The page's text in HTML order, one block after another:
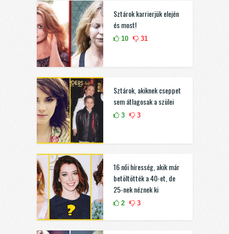
Sztárok karrierjük elején
és most!
10 31
Sztárok, akiknek cseppet
sem átlagosak a szülei
3 3
16 női híresség, akik már
betöltötték a 40-et, de
25-nek néznek ki
2 3